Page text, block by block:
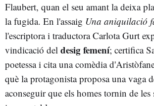
Flaubert, quan el seu amant la deixa
la fugida. En l'assaig Una aniquilació
l'escriptora i traductora Carlota Gurt
vindicació del desig femení; certifica
poetessa i cita una comèdia
què la protagonista proposa una vaga
aconseguir que els homes tornin de les